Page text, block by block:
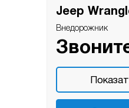
Jeep
Внедорожник